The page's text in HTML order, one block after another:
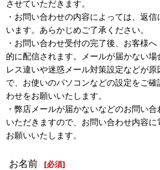
させていただきます。
・お問い合わせの内容によっては、返
います。あらかじめご了承ください。
・お問い合わせ受付の完了後、お客様
的に配信されます。メールが届かない
レス違いや迷惑メール対策設定などが
で、お使いのパソコンなどの設定をご
わせをお願いいたします。
・弊店メールが届かないなどのお問い
いただきますので、お問い合わせ内容
お願いいたします。
お名前 [必須]